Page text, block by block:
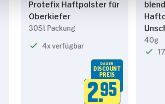
Protefix Haftpolster für
Oberkiefer
30St Packung
4x verfügbar
DAUER
DISCOUNT
PREIS
2.95
40g